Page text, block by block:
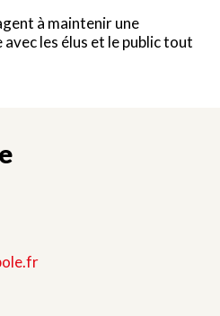
à maintenir une
les élus et le public tout